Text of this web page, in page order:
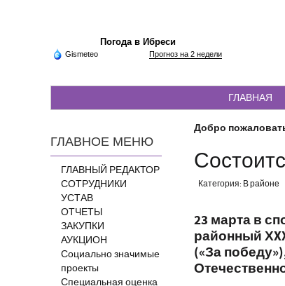
Погода в Ибреси
Gismeteo Прогноз на 2 недели
ГЛАВНАЯ
ГЛАВНОЕ МЕНЮ
ГЛАВНЫЙ РЕДАКТОР
СОТРУДНИКИ
УСТАВ
ОТЧЕТЫ
ЗАКУПКИ
АУКЦИОН
Социально значимые
проекты
Специальная оценка
Добро
Категория: В районе
23 мартав
районный
(«За